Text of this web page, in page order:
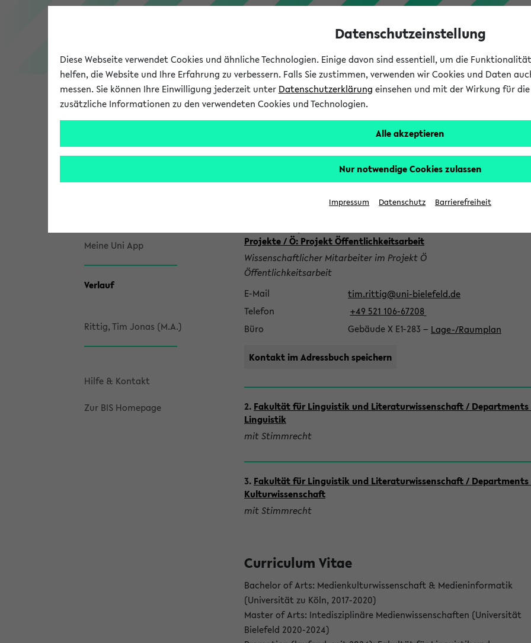
Universität Forschung Studium
Personen- und Einrichtungssuche
Meine Uni App
Verlauf
Rittig, Tim Jonas (M.A.)
Hilfe & Kontakt
Zur BIS Homepage
Herr Tim Jonas Rittig, M.A.
n
t
a
k
t
Projekte / Ö: Projekt Öffentlichkeitsarbeit
Wissenschaftlicher Mitarbeiter im Projekt Ö
Öffentlichkeitsarbeit
E-Mail
tim.rittig@uni-bielefeld.de
Telefon
+49 521 106-67208
Büro
Gebäude X E1-283 − Lage-/Raumplan
Kontakt im Adressbuch speichern
2. Fakultät für Linguistik und Literaturwissenschaft /
Linguistik
mit Stimmrecht
3. Fakultät für Linguistik und Literaturwissenschaft /
Kulturwissenschaft
mit Stimmrecht
Curriculum Vitae
Bachelor of Arts: Medienkulturwissenschaft & Medieninformatik
(Universität zu Köln, 2017-2020)
Master of Arts: Intedisziplinäre Medienwissenschaften (Universität
Bielefeld 2020-2024)
Datenschutzeinstellung
Diese Webseite verwendet Cookies und ähnliche Technologien. Einige davon sind essentiell, um die
helfen, die Website und Ihre Erfahrung zu verbessern. Falls Sie zustimmen, verwenden wir Cookies und Daten
messen. Sie können Ihre Einwilligung jederzeit unter Datenschutzerklärung einsehen und mit der Wirkung für
zusätzliche Informationen zu den verwendeten Cookies und Technologien.
Alle akzeptieren
Nur notwendige Cookies zulassen
Impressum Datenschutz Barrierefreiheit